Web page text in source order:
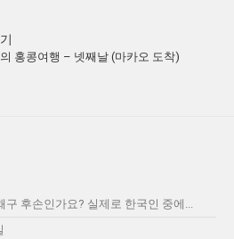
홍콩여행 – 넷째날 (마카오 도착)
구 후손인가요? 실제로 한국인 중에...